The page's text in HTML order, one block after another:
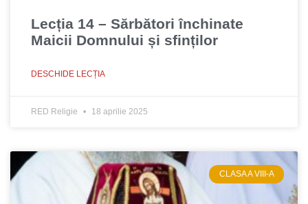
Lecția 14 – Sărbători închinate
Maicii Domnului și sfinților
DESCHIDE LECȚIA
RED Religie 18 aprilie 2025
CLASA A VIII-A